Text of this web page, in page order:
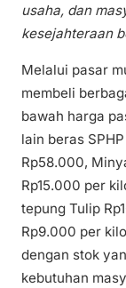
usaha, dan
kesejahteraan
Melalui pasar
membeli
bawah harga
lain beras
Rp58.000,
Rp15.000 per
tepung Tulip
Rp9.000 per
dengan stok
kebutuhan